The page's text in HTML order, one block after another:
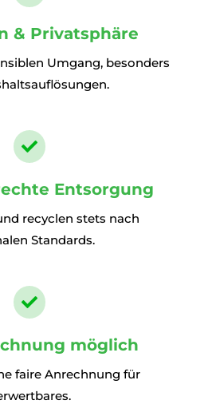
& Privatsphäre
Umgang, besonders

Entsorgung
recyclen stets nach
Standards.

möglich
faire Anrechnung für